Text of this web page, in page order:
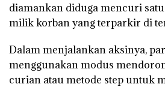
diamankan diduga mencuri
milik korban yang terparkir di
Dalam menjalankan aksinya,
menggunakan modus
curian atau metode step untuk